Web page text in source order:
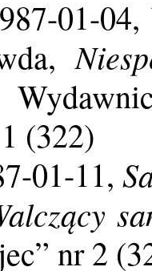
01-
(322)
01-11,
nr 2